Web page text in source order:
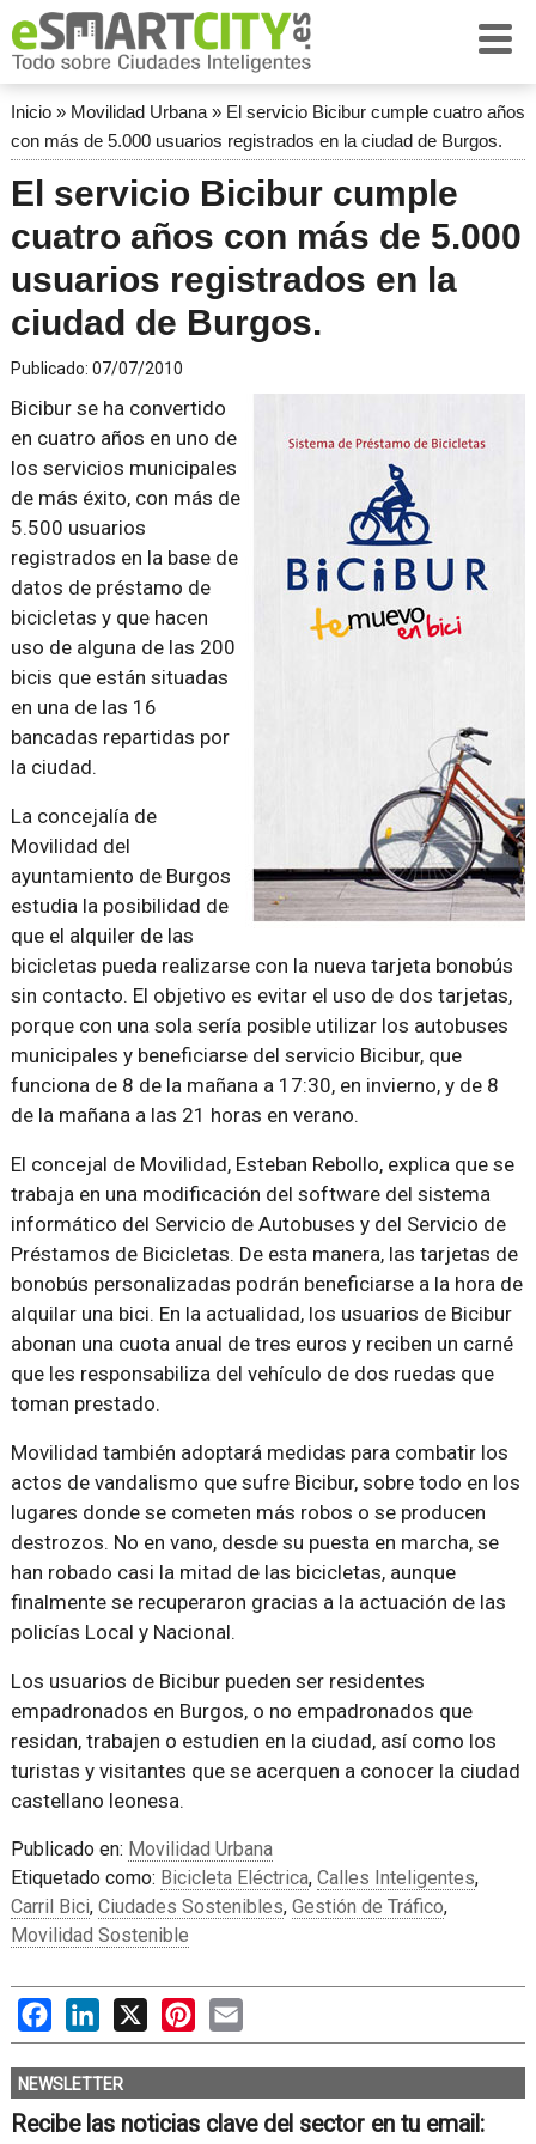
Inicio» Movilidad Urbana» El servicio Bicibur cumple cuatro años
con más de 5.000 usuarios registrados en la ciudad de Burgos.
El servicio Bicibur cumple
cuatro años con más de 5.000
usuarios registrados en la
ciudad de Burgos.
Publicado: 07/07/2010
Bicibur se ha convertido
en cuatro años en uno de
los servicios municipales
de más éxito, con más de
5.500 usuarios
registrados en la base de
datos de préstamo de
bicicletas y que hacen
uso de alguna de las 200
bicis que están situadas
en una de las 16
bancadas repartidas por
la ciudad.
La concejalía de
Movilidad del
ayuntamiento de Burgos
estudia la posibilidad de
que el alquiler de las
bicicletas pueda realizarse con la nueva tarjeta bonobús
sin contacto. El objetivo es evitar el uso de dos tarjetas,
porque con una sola sería posible utilizar los autobuses
municipales y beneficiarse del servicio Bicibur, que
funciona de 8 de la mañana a 17:30, en invierno, y de 8
de la mañana a las 21 horas en verano.
El concejal de Movilidad, Esteban Rebollo, explica que se
trabaja en una modificación del software del sistema
informático del Servicio de Autobuses y del Servicio de
Préstamos de Bicicletas. De esta manera, las tarjetas de
bonobús personalizadas podrán beneficiarse a la hora de
alquilar una bici. En la actualidad, los usuarios de Bicibur
abonan una cuota anual de tres euros y reciben un carné
que les responsabiliza del vehículo de dos ruedas que
toman prestado.
Movilidad también adoptará medidas para combatir los
actos de vandalismo que sufre Bicibur, sobre todo en los
lugares donde se cometen más robos o se producen
destrozos. No en vano, desde su puesta en marcha, se
han robado casi la mitad de las bicicletas, aunque
finalmente se recuperaron gracias a la actuación de las
policías Local y Nacional.
Los usuarios de Bicibur pueden ser residentes
empadronados en Burgos, o no empadronados que
residan, trabajen o estudien en la ciudad, así como los
turistas y visitantes que se acerquen a conocer la ciudad
castellano leonesa.
Publicado en: Movilidad Urbana
Etiquetado como: Bicicleta Eléctrica, Calles Inteligentes,
Carril Bici, Ciudades Sostenibles, Gestión de Tráfico,
Movilidad Sostenible
FacebookLinkedIn
X PinterestEmail
NEWSLETTER
Recibe las noticias clave del sector en tu email: